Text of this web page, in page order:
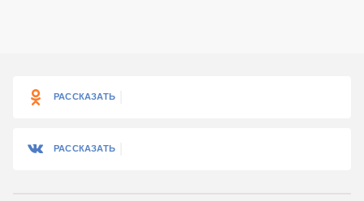
РАССКАЗАТЬ
РАССКАЗАТЬ